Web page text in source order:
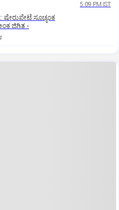
5:09 PM IST
ಷೇರುಪೇಟೆ ಸೂಚ್ಯಂಕ
ಜಿಗಿತ -